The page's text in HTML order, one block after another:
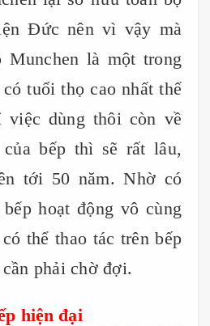
Đức nên vì vậy mà
Munchen là một trong
tuổi thọ cao nhất thế
việc dùng thôi còn về
bếp thì sẽ rất lâu,
tới 50 năm. Nhờ có
hoạt động vô cùng
thể thao tác trên bếp
phải chờ đợi.
hiện đại